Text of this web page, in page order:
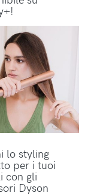
lo styling
per i tuoi
con gli
Dyson